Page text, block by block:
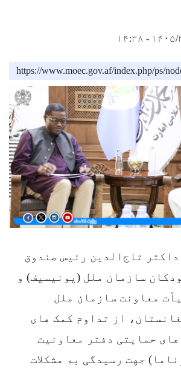
https://www.moec.gov.af/index.php/ps/
تاج‌الدین رئیس صندوق
سازمان ملل (یونیسیف) و
معاونت سازمان ملل
از تداوم کمک های
حمایتی دفتر معاونیت
جهت رسیدگی به مشکلات